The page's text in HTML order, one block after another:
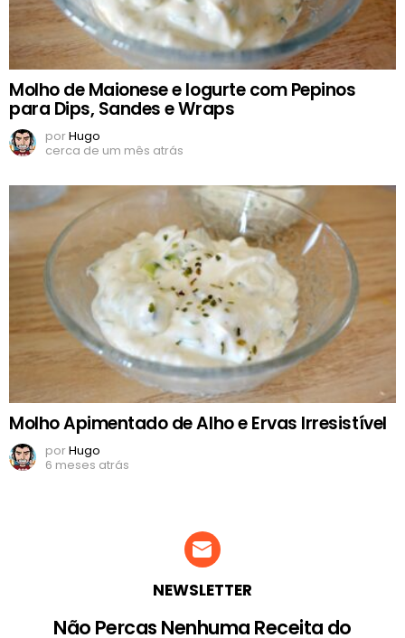
Molho de Maionese e Iogurte com Pepinos
para Dips, Sandes e Wraps
porHugo
cerca de um mês atrás
Molho Apimentado de Alho e Ervas Irresistível
porHugo
6 meses atrás
NEWSLETTER
Não Percas Nenhuma Receita do